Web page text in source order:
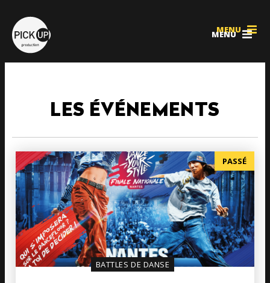
MENU
MENU
LES ÉVÉNEMENTS
PASSÉ
BATTLES DE DANSE